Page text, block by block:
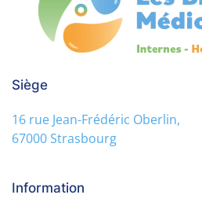
Siège
16 rue Jean-Frédéric Oberlin,
67000 Strasbourg
Information